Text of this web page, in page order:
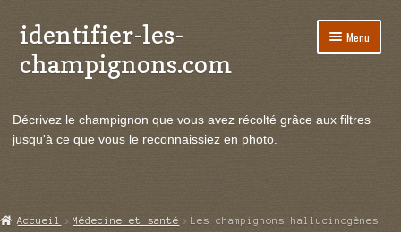
Aller
à
la
Aller
au
contenu
identifier-les-
champignons.com
Menu
le
Actualités
menu
Echanges et contacts
Ouvrir
Décrivez le champignon que vous avez récolté grâce aux filtres
jusqu'à ce que vous le reconnaissiez en photo.
Accueil Médecine et santé
Les champignons hallucinogènes